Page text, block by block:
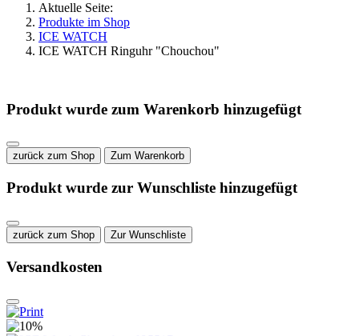
Aktuelle Seite:
Produkte im Shop
ICE WATCH
ICE WATCH Ringuhr "Chouchou"
Produkt wurde zum Warenkorb hinzugefügt
zurück zum Shop Zum Warenkorb
Produkt wurde zur Wunschliste hinzugefügt
zurück zum Shop Zur Wunschliste
Versandkosten